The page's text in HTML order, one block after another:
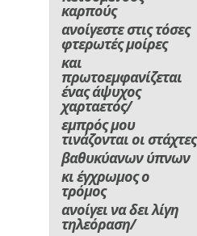
καρπούς
ανοίγεστε στις τόσες
φτερωτές μοίρες
και
πρωτοεμφανίζεται
ένας άψυχος
χαρταετός/
εμπρός μου
τινάζονται οι στάχτες
βαθυκύανων ύπνων
κι έγχρωμος ο
τρόμος
ανοίγει να δει λίγη
τηλεόραση/